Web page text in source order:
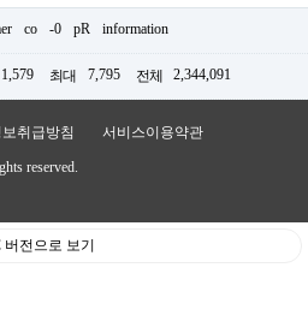
co -0 pR information
1,579 최대 7,795 전체 2,344,091
취급방침 서비스이용약관
reserved.
버전으로 보기